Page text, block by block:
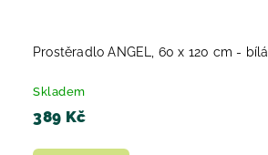
Prostěradlo ANGEL, 60 x 120 cm - bílá
Skladem
389 Kč